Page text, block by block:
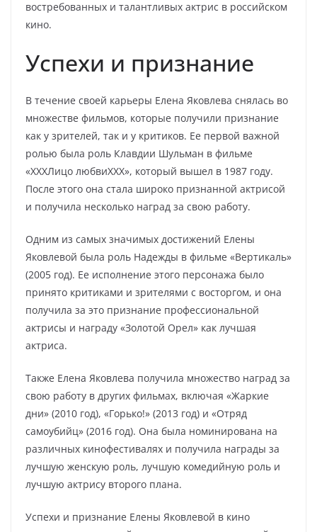
востребованных и талантливых актрис в российском
кино.
Успехи и признание
В течение своей карьеры Елена Яковлева снялась во
множестве фильмов, которые получили признание
как у зрителей, так и у критиков. Ее первой важной
ролью была роль Клавдии Шульман в фильме
«XXXЛицо любвиXXX», который вышел в 1987 году.
После этого она стала широко признанной актрисой
и получила несколько наград за свою работу.
Одним из самых значимых достижений Елены
Яковлевой была роль Надежды в фильме «Вертикаль»
(2005 год). Ее исполнение этого персонажа было
принято критиками и зрителями с восторгом, и она
получила за это признание профессиональной
актрисы и награду «Золотой Орел» как лучшая
актриса.
Также Елена Яковлева получила множество наград за
свою работу в других фильмах, включая «Жаркие
дни» (2010 год), «Горько!» (2013 год) и «Отряд
самоубийц» (2016 год). Она была номинирована на
различных кинофестивалях и получила награды за
лучшую женскую роль, лучшую комедийную роль и
лучшую актрису второго плана.
Успехи и признание Елены Яковлевой в кино